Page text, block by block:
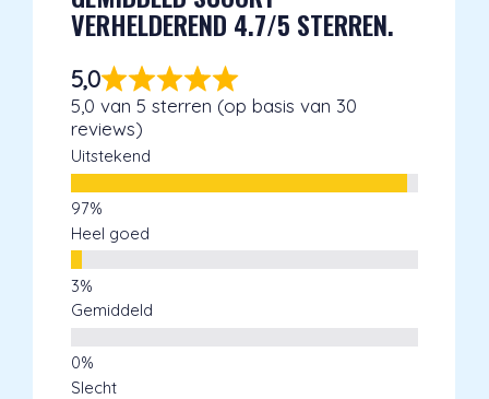
VERHELDEREND 4.7/5 STERREN.
5,0
5,0 van 5 sterren (op basis van 30
reviews)
Uitstekend
Heel goed
Gemiddeld
Slecht